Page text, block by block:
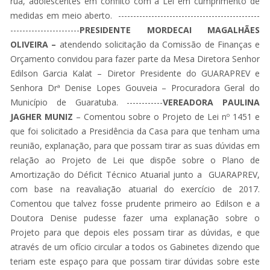
medidas em meio aberto. -----------------------------------------------
-----------------------PRESIDENTE MORDECAI MAGALHÃES
OLIVEIRA – atendendo solicitação da Comissão de Finanças e
Orçamento convidou para fazer parte da Mesa Diretora Senhor
Edilson Garcia Kalat – Diretor Presidente do GUARAPREV e
Senhora Drª Denise Lopes Gouveia – Procuradora Geral do
Município de Guaratuba. ------------VEREADORA PAULINA
JAGHER MUNIZ – Comentou sobre o Projeto de Lei nº 1451 e
que foi solicitado a Presidência da Casa para que tenham uma
reunião, explanação, para que possam tirar as suas dúvidas em
relação ao Projeto de Lei que dispõe sobre o Plano de
Amortização do Déficit Técnico Atuarial junto a GUARAPREV,
com base na reavaliação atuarial do exercício de 2017.
Comentou que talvez fosse prudente primeiro ao Edilson e a
Doutora Denise pudesse fazer uma explanação sobre o
Projeto para que depois eles possam tirar as dúvidas, e que
através de um ofício circular a todos os Gabinetes dizendo que
teriam este espaço para que possam tirar dúvidas sobre este